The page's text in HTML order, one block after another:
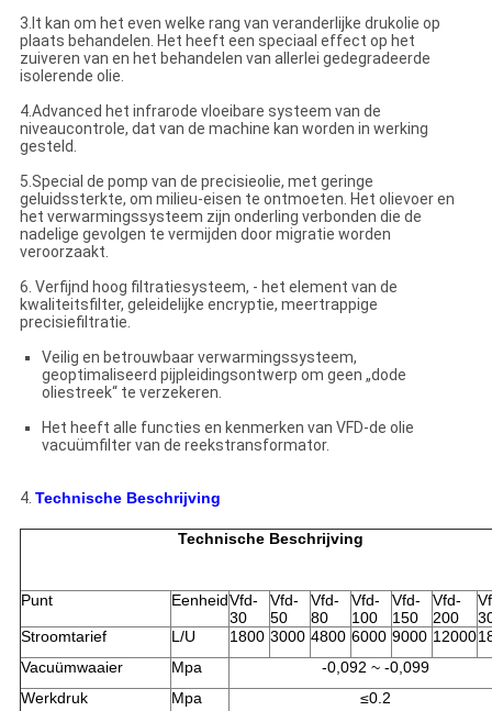
3.It kan om het even welke rang van veranderlijke drukolie op
plaats behandelen. Het heeft een speciaal effect op het
zuiveren van en het behandelen van allerlei gedegradeerde
isolerende olie.
4.Advanced het infrarode vloeibare systeem van de
niveaucontrole, dat van de machine kan worden in werking
gesteld.
5.Special de pomp van de precisieolie, met geringe
geluidssterkte, om milieu-eisen te ontmoeten. Het olievoer en
het verwarmingssysteem zijn onderling verbonden die de
nadelige gevolgen te vermijden door migratie worden
veroorzaakt.
6. Verfijnd hoog filtratiesysteem, - het element van de
kwaliteitsfilter, geleidelijke encryptie, meertrappige
precisiefiltratie.
Veilig en betrouwbaar verwarmingssysteem,
geoptimaliseerd pijpleidingsontwerp om geen „dode
oliestreek“ te verzekeren.
Het heeft alle functies en kenmerken van VFD-de olie
vacuümfilter van de reekstransformator.
4. Technische Beschrijving
Technische Beschrijving
Punt EenheidVfd-
30
Vfd-
50
Vfd-
80
Vfd-
100
Vfd-
150
Vfd-
200
Stroomtarief
L/U 1800 3000 4800 6000 9000 12000
Vacuümwaaier
Mpa
-0,092 ~ -0,099
Werkdruk
Mpa
≤0.2